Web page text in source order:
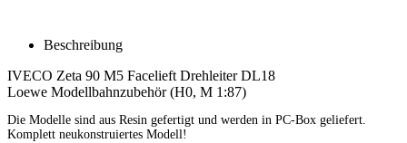
Beschreibung
IVECO Zeta 90 M5 Facelieft Drehleiter DL18
Loewe Modellbahnzubehör (H0, M 1:87)
Die Modelle sind aus Resin gefertigt und werden in PC-Box geliefert.
Komplett neukonstruiertes Modell!